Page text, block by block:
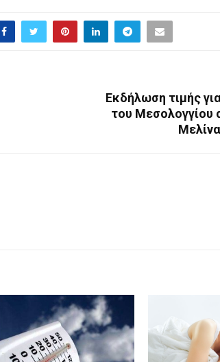
Εκδήλωση τιμής
του Μεσολογγίου